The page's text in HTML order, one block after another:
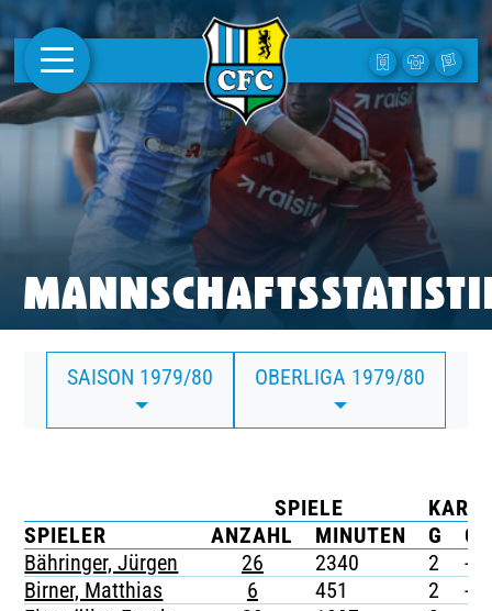
AKTUELLES
1. MANNSCHAFT
FRAUEN
CAMPUS
CLUB
CLUBMITGLIEDSCHAFT
BUSINESS
TICKETING
SAISON 1979/80 OBERLIGA 1979/80
SPIELE
SPIELER
ANZAHL MINUTEN G
G/
Bähringer, Jürgen
26 2340 2
-
Birner, Matthias
6 451 2
-